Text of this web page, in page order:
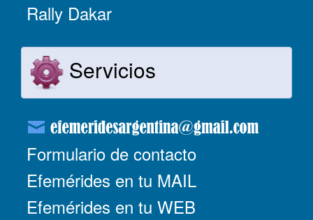
Rally Dakar
Servicios
Formulario de contacto
Efemérides en tu MAIL
Efemérides en tu WEB